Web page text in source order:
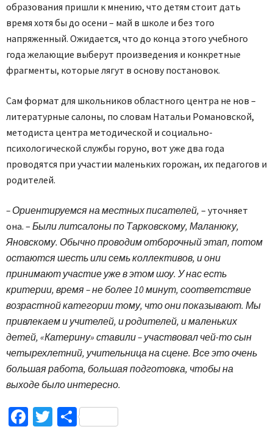
образования пришли к мнению, что детям стоит дать
время хотя бы до осени – май в школе и без того
напряженный. Ожидается, что до конца этого учебного
года желающие выберут произведения и конкретные
фрагменты, которые лягут в основу постановок.
Сам формат для школьников областного центра не нов –
литературные салоны, по словам Натальи Романовской,
методиста центра методической и социально-
психологической службы горуно, вот уже два года
проводятся при участии маленьких горожан, их педагогов и
родителей.
– Ориентируемся на местных писателей, – уточняет
она. – Были литсалоны по Тарковскому, Маланюку,
Яновскому. Обычно проводим отборочный этап, потом
остаются шесть или семь коллективов, и они
принимают участие уже в этом шоу. У нас есть
критерии, время – не более 10 минут, соответствие
возрастной категории тому, что они показывают. Мы
привлекаем и учителей, и родителей, и маленьких
детей, «Катерину» ставили – участвовал чей-то сын
четырехлетний, учительница на сцене. Все это очень
большая работа, большая подготовка, чтобы на
выходе было интересно.
Facebook
TwitterПоділитися